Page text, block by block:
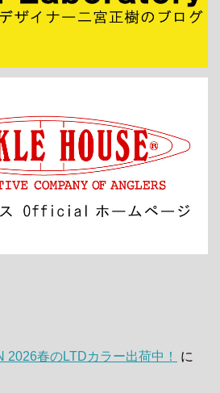
2026春のLTDカラー出荷中！
に